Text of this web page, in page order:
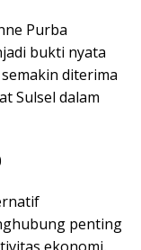
Purba
bukti nyata
diterima
Sulsel dalam
penting